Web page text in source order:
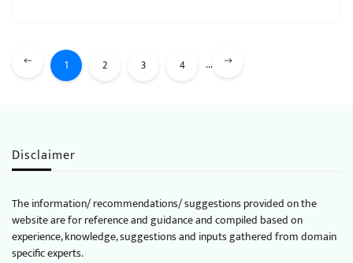
1 2 3 4 ...
Disclaimer
The information/ recommendations/ suggestions provided on the
website are for reference and guidance and compiled based on
experience, knowledge, suggestions and inputs gathered from domain
specific experts.